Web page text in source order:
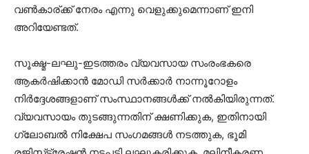
വണ്‍കാര്ക്ക് നേരം എന്നു വെളുക്കുമെന്നാണ് ഇനി
അറിയേണ്ടത്.
സൂക്ഷ്മ-ലഘു-ഇടത്തരം വ്യവസായ സംരംഭകരെ
ആകര്‍ഷിക്കാന്‍ മോഡി സര്‍ക്കാര്‍ നാന്നൂറോളം
നിര്‍ദ്ദേശങ്ങളാണ് സംസ്ഥാനങ്ങള്‍ക്ക് നല്‍കിയിരുന്നത്.
വ്യവസായം തുടങ്ങുന്നതിന് ക്ഷണിക്കുക, ഇതിനായി
ഗ്ലോബല്‍ നിക്ഷേപ സംഗമങ്ങള്‍ നടത്തുക, ഭൂമി